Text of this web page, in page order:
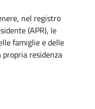
nel registro
(APR), le
famiglie e delle
residenza